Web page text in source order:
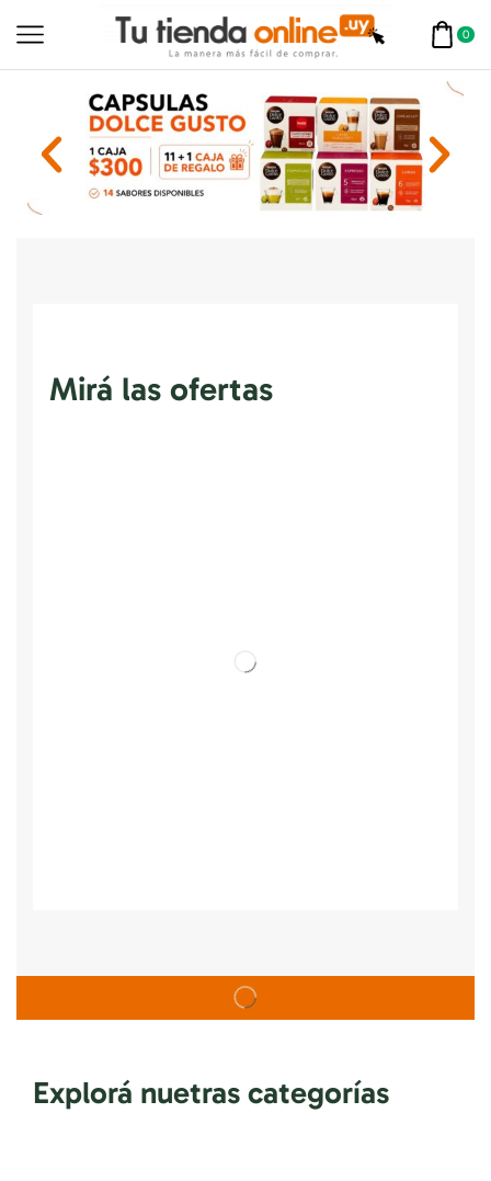
0
Mirá las ofertas
Explorá nuetras categorías